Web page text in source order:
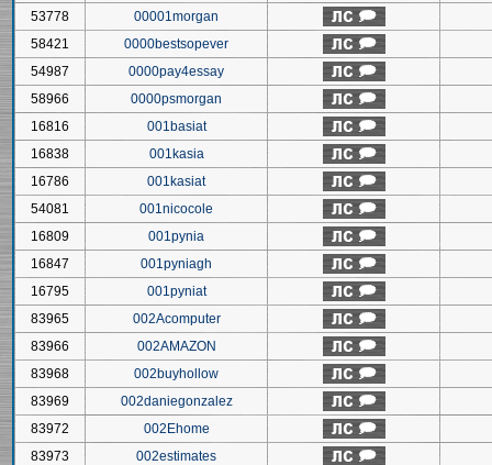
53778
00001morgan
58421
0000bestsopever
54987
0000pay4essay
58966
0000psmorgan
16816
001basiat
16838
001kasia
16786
001kasiat
54081
001nicocole
16809
001pynia
16847
001pyniagh
16795
001pyniat
83965
002Acomputer
83966
002AMAZON
83968
002buyhollow
83969
002daniegonzalez
83972
002Ehome
83973
002estimates